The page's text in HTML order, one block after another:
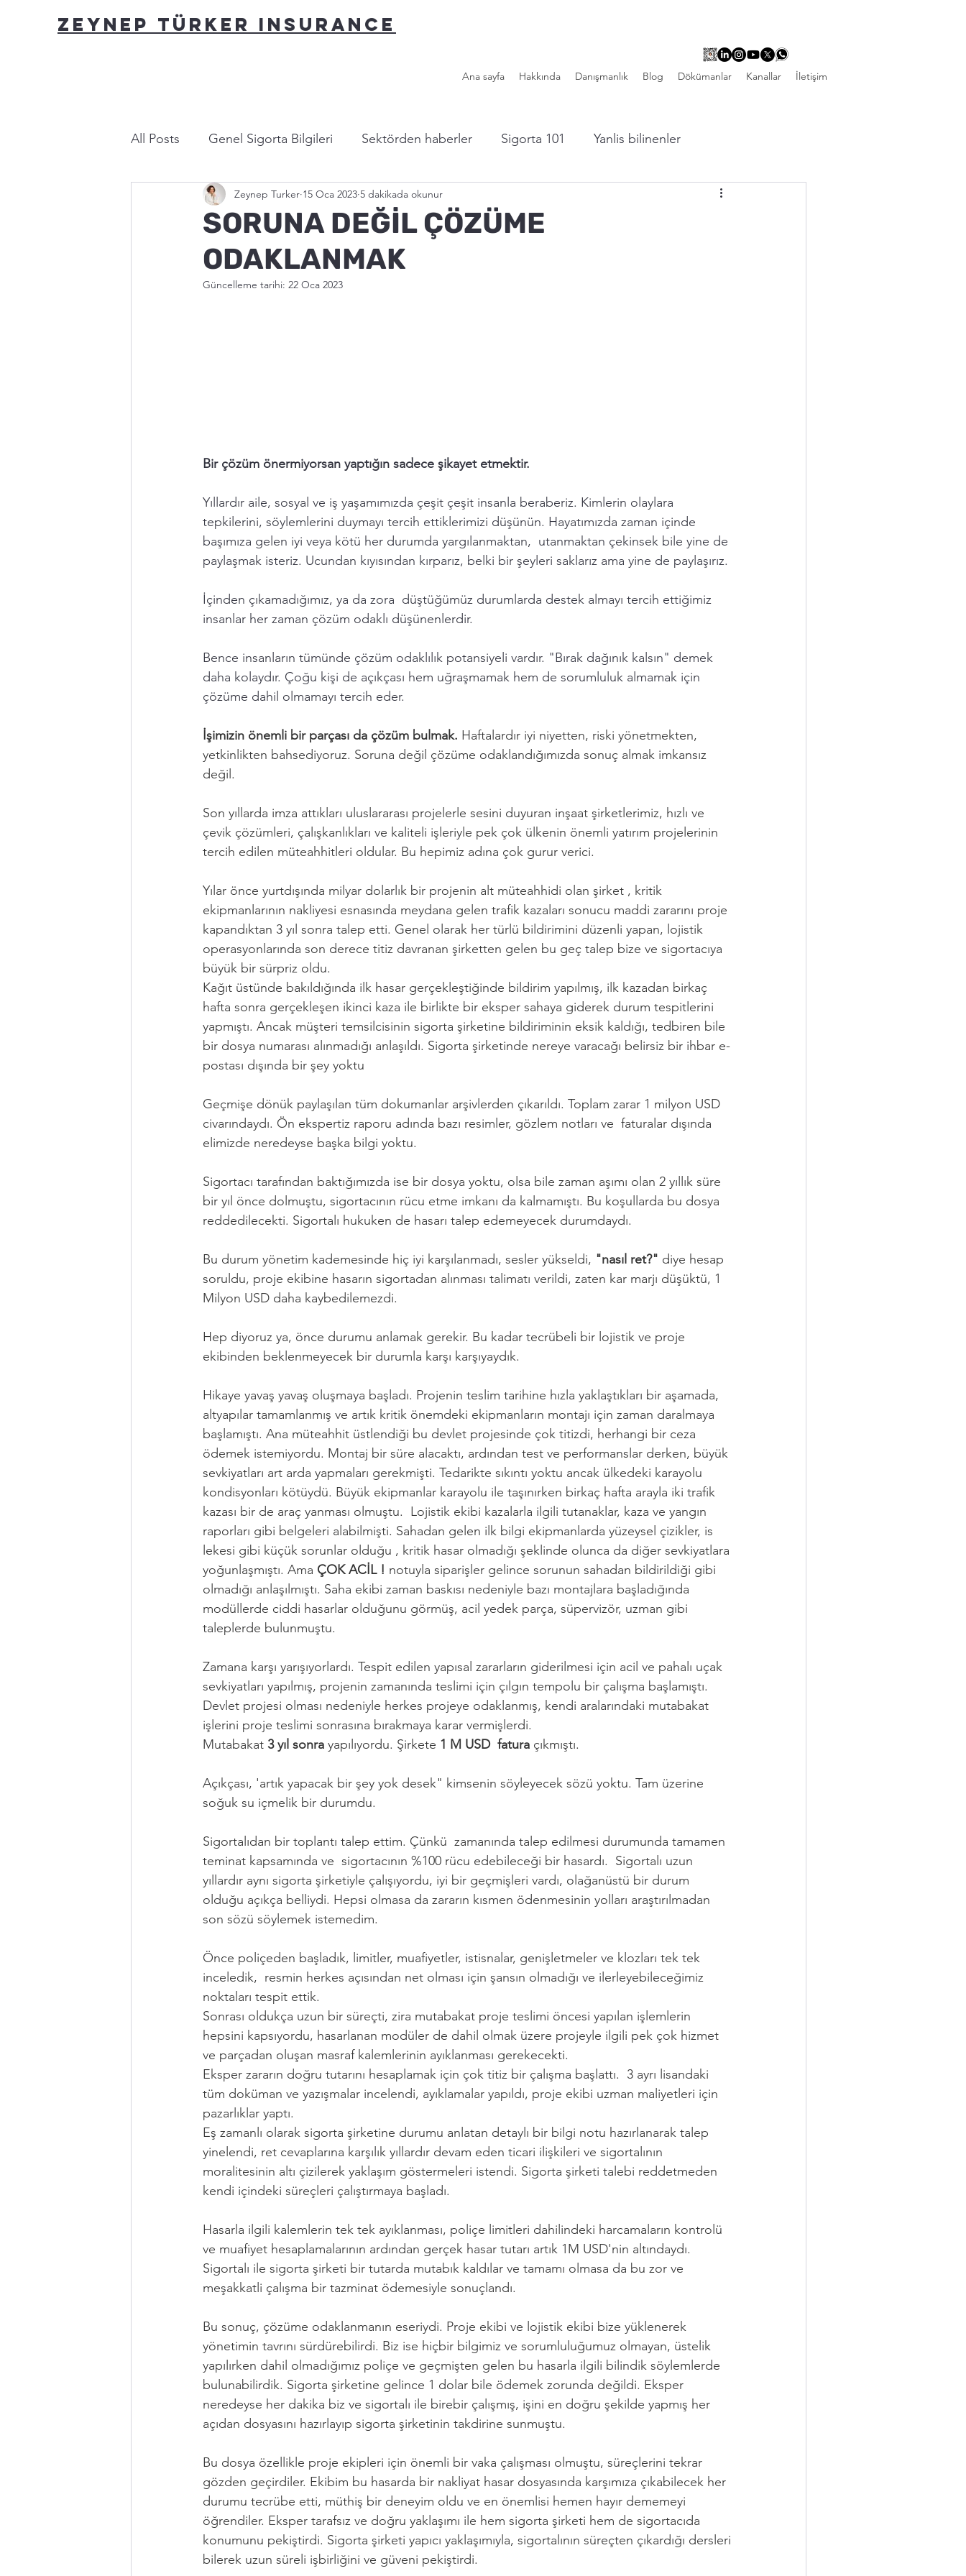
ZEYNEP TÜRKER INSURANCE
Ana sayfa Hakkında Danışmanlık Blog Dökümanlar Kanallar İletişim
All Posts Genel Sigorta Bilgileri Sektörden haberler Sigorta 101 Yanlis bilinenler
Yasa ve Mevzuat Bu nasıl sigorta? Yazardan...
SORUNA DEĞİL ÇÖZÜME
ODAKLANMAK
Zeynep Turker 15 Oca 2023 5 dakikada okunur
Güncelleme tarihi: 22 Oca 2023
Bir çözüm önermiyorsan yaptığın sadece şikayet etmektir.
Yıllardır aile, sosyal ve iş yaşamımızda çeşit çeşit insanla beraberiz. Kimlerin olaylara
tepkilerini, söylemlerini duymayı tercih ettiklerimizi düşünün. Hayatımızda zaman içinde
başımıza gelen iyi veya kötü her durumda yargılanmaktan,  utanmaktan çekinsek bile yine de
paylaşmak isteriz. Ucundan kıyısından kırparız, belki bir şeyleri saklarız ama yine de paylaşırız.
İçinden çıkamadığımız, ya da zora  düştüğümüz durumlarda destek almayı tercih ettiğimiz
insanlar her zaman çözüm odaklı düşünenlerdir.
Bence insanların tümünde çözüm odaklılık potansiyeli vardır. "Bırak dağınık kalsın" demek
daha kolaydır. Çoğu kişi de açıkçası hem uğraşmamak hem de sorumluluk almamak için
çözüme dahil olmamayı tercih eder.
İşimizin önemli bir parçası da çözüm bulmak. Haftalardır iyi niyetten, riski yönetmekten,
yetkinlikten bahsediyoruz. Soruna değil çözüme odaklandığımızda sonuç almak imkansız
değil.
Son yıllarda imza attıkları uluslararası projelerle sesini duyuran inşaat şirketlerimiz, hızlı ve
çevik çözümleri, çalışkanlıkları ve kaliteli işleriyle pek çok ülkenin önemli yatırım projelerinin
tercih edilen müteahhitleri oldular. Bu hepimiz adına çok gurur verici.
Yılar önce yurtdışında milyar dolarlık bir projenin alt müteahhidi olan şirket , kritik
ekipmanlarının nakliyesi esnasında meydana gelen trafik kazaları sonucu maddi zararını proje
kapandıktan 3 yıl sonra talep etti. Genel olarak her türlü bildirimini düzenli yapan, lojistik
operasyonlarında son derece titiz davranan şirketten gelen bu geç talep bize ve sigortacıya
büyük bir sürpriz oldu.
Kağıt üstünde bakıldığında ilk hasar gerçekleştiğinde bildirim yapılmış, ilk kazadan birkaç
hafta sonra gerçekleşen ikinci kaza ile birlikte bir eksper sahaya giderek durum tespitlerini
yapmıştı. Ancak müşteri temsilcisinin sigorta şirketine bildiriminin eksik kaldığı, tedbiren bile
bir dosya numarası alınmadığı anlaşıldı. Sigorta şirketinde nereye varacağı belirsiz bir ihbar e-
postası dışında bir şey yoktu
Geçmişe dönük paylaşılan tüm dokumanlar arşivlerden çıkarıldı. Toplam zarar 1 milyon USD
civarındaydı. Ön ekspertiz raporu adında bazı resimler, gözlem notları ve  faturalar dışında
elimizde neredeyse başka bilgi yoktu.
Sigortacı tarafından baktığımızda ise bir dosya yoktu, olsa bile zaman aşımı olan 2 yıllık süre
bir yıl önce dolmuştu, sigortacının rücu etme imkanı da kalmamıştı. Bu koşullarda bu dosya
reddedilecekti. Sigortalı hukuken de hasarı talep edemeyecek durumdaydı.
Bu durum yönetim kademesinde hiç iyi karşılanmadı, sesler yükseldi, "nasıl ret?" diye hesap
soruldu, proje ekibine hasarın sigortadan alınması talimatı verildi, zaten kar marjı düşüktü, 1
Milyon USD daha kaybedilemezdi.
Hep diyoruz ya, önce durumu anlamak gerekir. Bu kadar tecrübeli bir lojistik ve proje
ekibinden beklenmeyecek bir durumla karşı karşıyaydık.
Hikaye yavaş yavaş oluşmaya başladı. Projenin teslim tarihine hızla yaklaştıkları bir aşamada,
altyapılar tamamlanmış ve artık kritik önemdeki ekipmanların montajı için zaman daralmaya
başlamıştı. Ana müteahhit üstlendiği bu devlet projesinde çok titizdi, herhangi bir ceza
ödemek istemiyordu. Montaj bir süre alacaktı, ardından test ve performanslar derken, büyük
sevkiyatları art arda yapmaları gerekmişti. Tedarikte sıkıntı yoktu ancak ülkedeki karayolu
kondisyonları kötüydü. Büyük ekipmanlar karayolu ile taşınırken birkaç hafta arayla iki trafik
kazası bir de araç yanması olmuştu.  Lojistik ekibi kazalarla ilgili tutanaklar, kaza ve yangın
raporları gibi belgeleri alabilmişti. Sahadan gelen ilk bilgi ekipmanlarda yüzeysel çizikler, is
lekesi gibi küçük sorunlar olduğu , kritik hasar olmadığı şeklinde olunca da diğer sevkiyatlara
yoğunlaşmıştı. Ama ÇOK ACİL ! notuyla siparişler gelince sorunun sahadan bildirildiği gibi
olmadığı anlaşılmıştı. Saha ekibi zaman baskısı nedeniyle bazı montajlara başladığında
modüllerde ciddi hasarlar olduğunu görmüş, acil yedek parça, süpervizör, uzman gibi
taleplerde bulunmuştu.
Zamana karşı yarışıyorlardı. Tespit edilen yapısal zararların giderilmesi için acil ve pahalı uçak
sevkiyatları yapılmış, projenin zamanında teslimi için çılgın tempolu bir çalışma başlamıştı.
Devlet projesi olması nedeniyle herkes projeye odaklanmış, kendi aralarındaki mutabakat
işlerini proje teslimi sonrasına bırakmaya karar vermişlerdi.
Mutabakat 3 yıl sonra yapılıyordu. Şirkete 1 M USD  fatura çıkmıştı.
Açıkçası, 'artık yapacak bir şey yok desek" kimsenin söyleyecek sözü yoktu. Tam üzerine
soğuk su içmelik bir durumdu.
Sigortalıdan bir toplantı talep ettim. Çünkü  zamanında talep edilmesi durumunda tamamen
teminat kapsamında ve  sigortacının %100 rücu edebileceği bir hasardı.  Sigortalı uzun
yıllardır aynı sigorta şirketiyle çalışıyordu, iyi bir geçmişleri vardı, olağanüstü bir durum
olduğu açıkça belliydi. Hepsi olmasa da zararın kısmen ödenmesinin yolları araştırılmadan
son sözü söylemek istemedim.
Önce poliçeden başladık, limitler, muafiyetler, istisnalar, genişletmeler ve klozları tek tek
inceledik,  resmin herkes açısından net olması için şansın olmadığı ve ilerleyebileceğimiz
noktaları tespit ettik.
Sonrası oldukça uzun bir süreçti, zira mutabakat proje teslimi öncesi yapılan işlemlerin
hepsini kapsıyordu, hasarlanan modüler de dahil olmak üzere projeyle ilgili pek çok hizmet
ve parçadan oluşan masraf kalemlerinin ayıklanması gerekecekti.
Eksper zararın doğru tutarını hesaplamak için çok titiz bir çalışma başlattı.  3 ayrı lisandaki
tüm doküman ve yazışmalar incelendi, ayıklamalar yapıldı, proje ekibi uzman maliyetleri için
pazarlıklar yaptı.
Eş zamanlı olarak sigorta şirketine durumu anlatan detaylı bir bilgi notu hazırlanarak talep
yinelendi, ret cevaplarına karşılık yıllardır devam eden ticari ilişkileri ve sigortalının
moralitesinin altı çizilerek yaklaşım göstermeleri istendi. Sigorta şirketi talebi reddetmeden
kendi içindeki süreçleri çalıştırmaya başladı.
Hasarla ilgili kalemlerin tek tek ayıklanması, poliçe limitleri dahilindeki harcamaların kontrolü
ve muafiyet hesaplamalarının ardından gerçek hasar tutarı artık 1M USD'nin altındaydı.
Sigortalı ile sigorta şirketi bir tutarda mutabık kaldılar ve tamamı olmasa da bu zor ve
meşakkatli çalışma bir tazminat ödemesiyle sonuçlandı.
Bu sonuç, çözüme odaklanmanın eseriydi. Proje ekibi ve lojistik ekibi bize yüklenerek
yönetimin tavrını sürdürebilirdi. Biz ise hiçbir bilgimiz ve sorumluluğumuz olmayan, üstelik
yapılırken dahil olmadığımız poliçe ve geçmişten gelen bu hasarla ilgili bilindik söylemlerde
bulunabilirdik. Sigorta şirketine gelince 1 dolar bile ödemek zorunda değildi. Eksper
neredeyse her dakika biz ve sigortalı ile birebir çalışmış, işini en doğru şekilde yapmış her
açıdan dosyasını hazırlayıp sigorta şirketinin takdirine sunmuştu.
Bu dosya özellikle proje ekipleri için önemli bir vaka çalışması olmuştu, süreçlerini tekrar
gözden geçirdiler. Ekibim bu hasarda bir nakliyat hasar dosyasında karşımıza çıkabilecek her
durumu tecrübe etti, müthiş bir deneyim oldu ve en önemlisi hemen hayır dememeyi
öğrendiler. Eksper tarafsız ve doğru yaklaşımı ile hem sigorta şirketi hem de sigortacıda
konumunu pekiştirdi. Sigorta şirketi yapıcı yaklaşımıyla, sigortalının süreçten çıkardığı dersleri
bilerek uzun süreli işbirliğini ve güveni pekiştirdi.